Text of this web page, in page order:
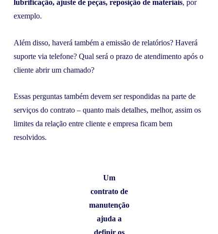
lubrificação, ajuste de peças, reposição de materiais, por
exemplo.
Além disso, haverá também a emissão de relatórios? Haverá
suporte via telefone? Qual será o prazo de atendimento após o
cliente abrir um chamado?
Essas perguntas também devem ser respondidas na parte de
serviços do contrato – quanto mais detalhes, melhor, assim os
limites da relação entre cliente e empresa ficam bem
resolvidos.
Um
contrato de
manutenção
ajuda a
definir os